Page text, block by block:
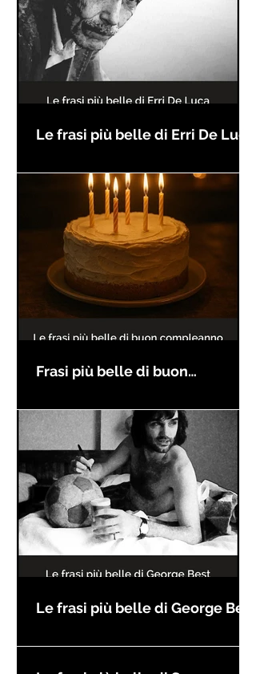
Le frasi più belle di Erri De Luca
Frasi più belle di buon
Le frasi più belle di George Best